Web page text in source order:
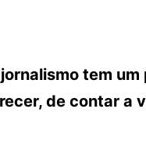
tem
de contar a